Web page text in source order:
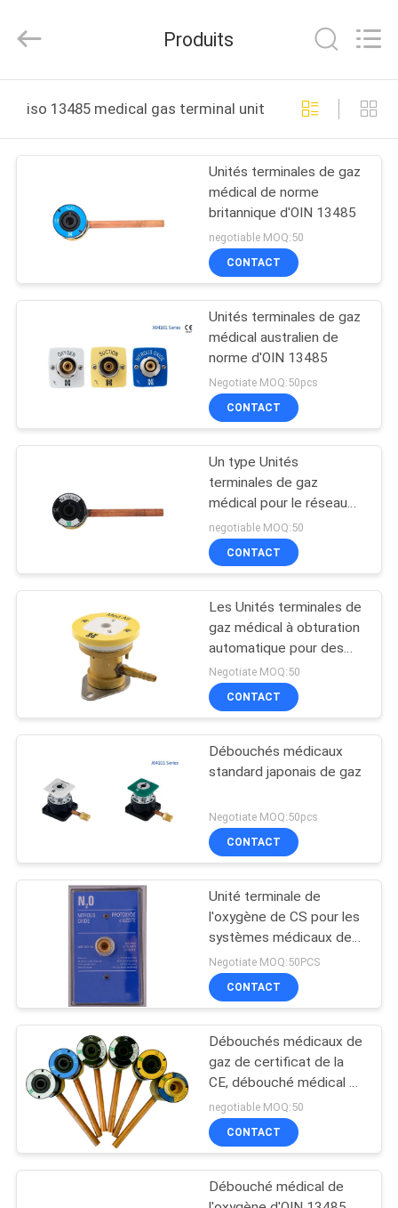
PRODUITS
SUJET
NOUS
VISITE
D'USINE
CONTRÔLE
QUALITÉ
NOUS
DEMANDEZ
CITATION
SITE
PRIVACY
POLICY
Solutions
Rights
Produits
iso 13485 medical gas terminal units fabrication en
Unités terminales de gaz
médical de norme
britannique d'OIN 13485
negotiable MOQ:50
CONTACT
Unités terminales de gaz
médical australien de
norme d'OIN 13485
Negotiate MOQ:50pcs
CONTACT
Un type Unités
terminales de gaz
médical pour le réseau
de pipe-lines 400kPa
negotiable MOQ:50
CONTACT
Les Unités terminales de
gaz médical à obturation
automatique pour des
réseaux de pipe-lines
consolent des
débouchés
Negotiate MOQ:50
CONTACT
Débouchés médicaux
standard japonais de gaz
Negotiate MOQ:50pcs
CONTACT
Unité terminale de
l'oxygène de CS pour les
systèmes médicaux de
gazoduc
Negotiate MOQ:50PCS
CONTACT
Débouchés médicaux de
gaz de certificat de la
CE, débouché médical de
l'oxygène
negotiable MOQ:50
CONTACT
Débouché médical de